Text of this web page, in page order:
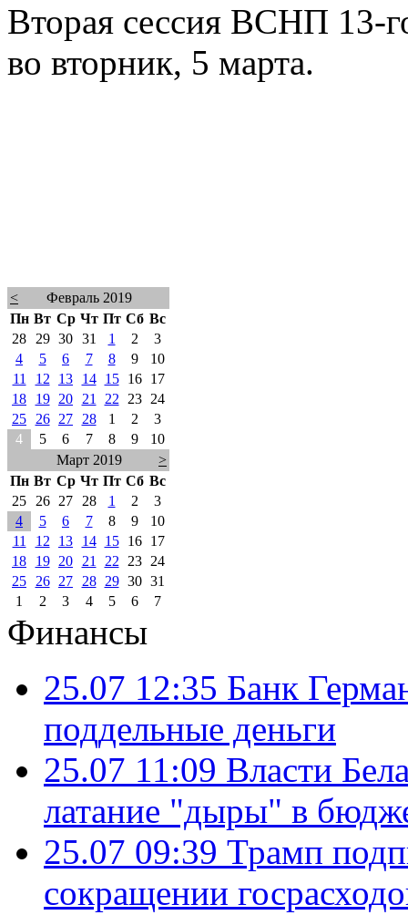
Вторая сессия ВСНП 13-
во вторник, 5 марта.
<
Февраль 2019
Пн Вт Ср Чт Пт Сб Вс
28
29 30 31 1 2
3
4
5 6 7 8 9
10
11
12 13 14 15 16
17
18
19 20 21 22 23
24
25
26 27 28 1 2
3
4
5 6 7 8 9
10
Март 2019
>
Пн Вт Ср Чт Пт Сб Вс
25
26 27 28 1 2
3
4
5 6 7 8 9
10
11
12 13 14 15 16
17
18
19 20 21 22 23
24
25
26 27 28 29 30 31
1
2 3 4 5 6 7
Финансы
25.07 12:35 Банк
поддельные деньги
25.07 11:09 Власти
латание "дыры" в
25.07 09:39 Трамп
сокращении